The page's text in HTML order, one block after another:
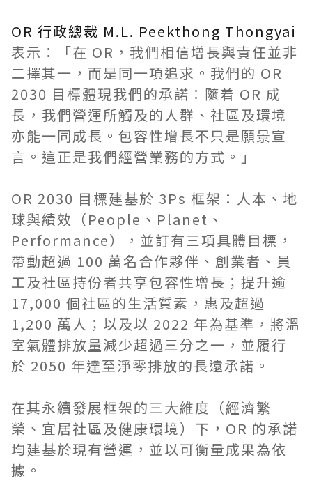
OR 行政總裁 M.L. Peekthong Thongyai
表示：「在 OR，我們相信增長與責任並非
二擇其一，而是同一項追求。我們的 OR
2030 目標體現我們的承諾：隨着 OR 成
長，我們營運所觸及的人群、社區及環境
亦能一同成長。包容性增長不只是願景宣
言。這正是我們經營業務的方式。」
OR 2030 目標建基於 3Ps 框架：人本、地
球與績效（People、Planet、
Performance），並訂有三項具體目標，
帶動超過 100 萬名合作夥伴、創業者、員
工及社區持份者共享包容性增長；提升逾
17,000 個社區的生活質素，惠及超過
1,200 萬人；以及以 2022 年為基準，將溫
室氣體排放量減少超過三分之一，並履行
於 2050 年達至淨零排放的長遠承諾。
在其永續發展框架的三大維度（經濟繁
榮、宜居社區及健康環境）下，OR 的承諾
均建基於現有營運，並以可衡量成果為依
據。